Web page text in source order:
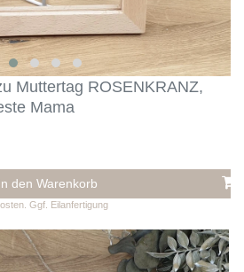
Muttertag ROSENKRANZ,
Mama
den Warenkorb
Ggf. Eilanfertigung